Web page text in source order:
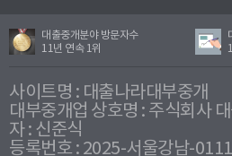
대출중개분야 방문자수
11년 연속 1위
사이트명 : 대출나라대부중개
대부중개업 상호명 : 주식회사
자 : 신준식
등록번호 : 2025-서울강남-